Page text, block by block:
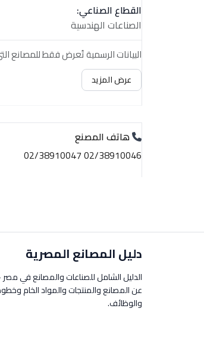
القطاع الصناعي:
الصناعات الهندسية
البيانات الرسمية تُعرض فقط للمصانع
عرض المزيد
هاتف المصنع
02/38910046 02/38910047
دليل المصانع المصرية
الدليل الشامل للصناعات والمصانع في
عن المصانع والمنتجات والمواد الخام
والوظائف.